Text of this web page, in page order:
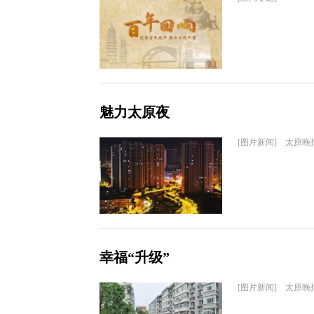
魅力太原夜
[图片新闻] 太原晚
幸福“升级”
[图片新闻] 太原晚